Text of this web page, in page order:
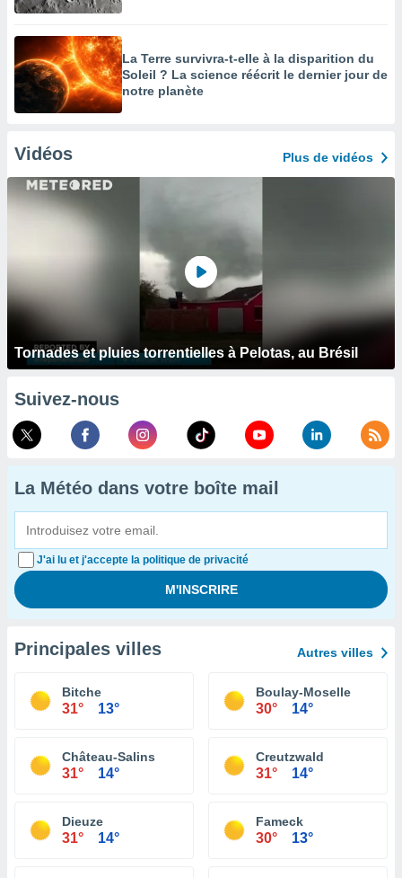
La Terre survivra-t-elle à la disparition du
Soleil ? La science réécrit le dernier jour de
notre planète
Vidéos Plus de vidéos
Tornades et pluies torrentielles à Pelotas, au Brésil
Suivez-nous
La Météo dans votre boîte mail
J'ai lu et j'accepte la politique de privacité
Principales villes Autres villes
Bitche
31° 13°
Boulay-Moselle
30° 14°
Château-Salins
31° 14°
Creutzwald
31° 14°
Dieuze
31° 14°
Fameck
30° 13°